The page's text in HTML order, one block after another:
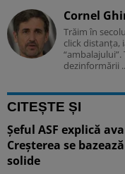
Cornel
Trăim în
click distanța,
dezinformării
CITEȘTE ȘI
Șeful ASF explică
Creșterea se
solide